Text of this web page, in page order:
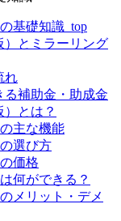
基礎知識_top
）とミラーリング
れ
る補助金・助成金
とは？
主な機能
選び方
価格
何ができる？
メリット・デメ